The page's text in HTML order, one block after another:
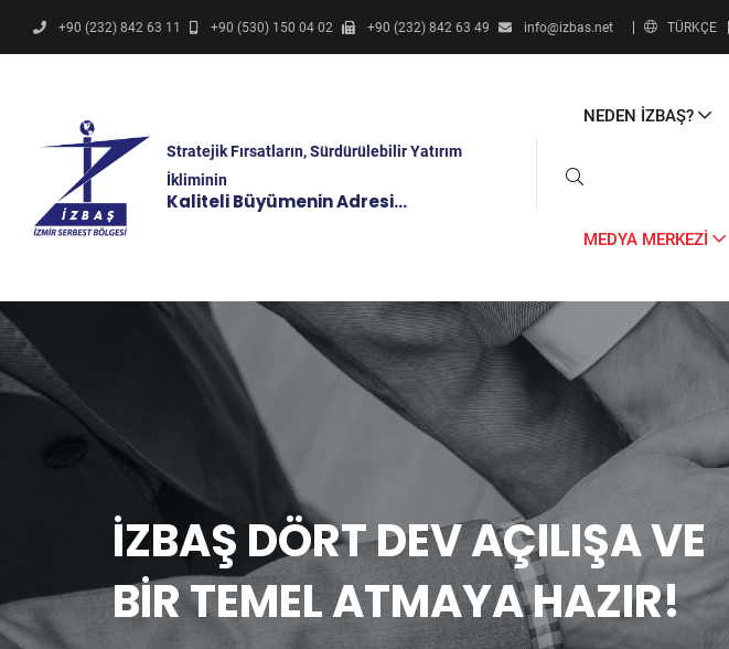
+90 (232) 842 63 11 +90 (530) 150 04 02 +90 (232) 842 63 49 info@izbas.net TÜRKÇE
Stratejik Fırsatların, Sürdürülebilir Yatırım
İkliminin
Kaliteli Büyümenin Adresi…
NEDEN İZBAŞ?
MEDYA MERKEZİ
İZBAŞ DÖRT DEV AÇILIŞA VE
BİR TEMEL ATMAYA HAZIR!